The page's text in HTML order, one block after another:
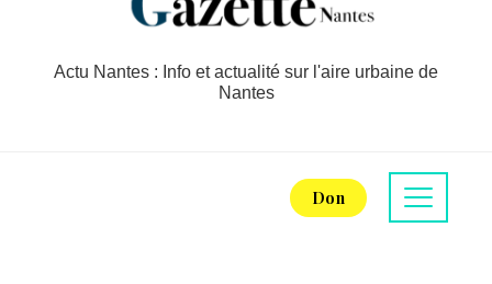
Actu Nantes : Info et actualité sur l'aire urbaine de
Nantes
Don